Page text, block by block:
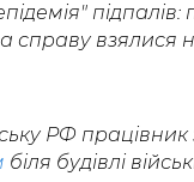
підпалів:
справу взялися
РФ
біля будівлі